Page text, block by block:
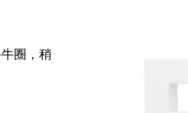
圈，稍